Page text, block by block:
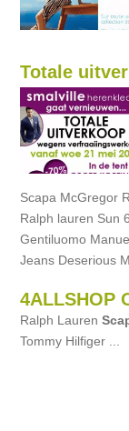
Totale
Scapa McGregor
Ralph lauren Sun
Gentiluomo
Jeans Deserious
4ALLSHOP
Ralph Lauren
Tommy Hilfiger ...